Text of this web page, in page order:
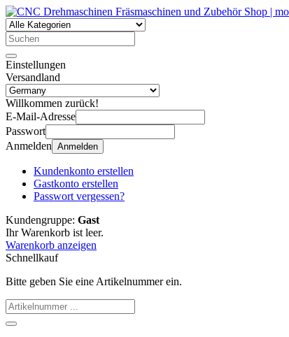
Einstellungen
Versandland
Willkommen zurück!
E-Mail-Adresse
Passwort
Anmelden Anmelden
Kundenkonto erstellen
Gastkonto erstellen
Passwort vergessen?
Kundengruppe: Gast
Ihr Warenkorb ist leer.
Warenkorb anzeigen
Schnellkauf
Bitte geben Sie eine Artikelnummer ein.